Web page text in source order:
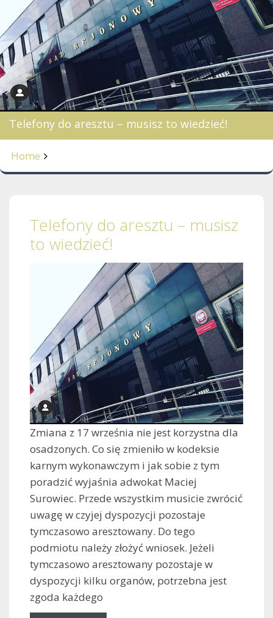
Telefony do aresztu – musisz to wiedzieć!
Home
Telefony do aresztu – musisz
to wiedzieć!
Zmiana z 17 września nie jest korzystna dla
osadzonych. Co się zmieniło w kodeksie
karnym wykonawczym i jak sobie z tym
poradzić wyjaśnia adwokat Maciej
Surowiec. Przede wszystkim musicie zwrócić
uwagę w czyjej dyspozycji pozostaje
tymczasowo aresztowany. Do tego
podmiotu należy złożyć wniosek. Jeżeli
tymczasowo aresztowany pozostaje w
dyspozycji kilku organów, potrzebna jest
zgoda każdego